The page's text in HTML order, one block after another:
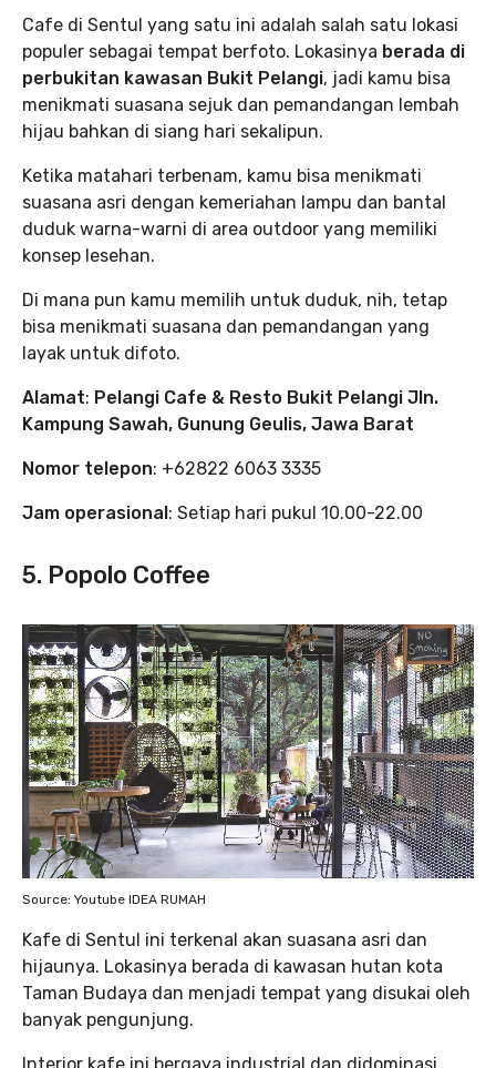
Cafe di Sentul yang satu ini adalah salah satu lokasi
populer sebagai tempat berfoto. Lokasinya berada di
perbukitan kawasan Bukit Pelangi, jadi kamu bisa
menikmati suasana sejuk dan pemandangan lembah
hijau bahkan di siang hari sekalipun.
Ketika matahari terbenam, kamu bisa menikmati
suasana asri dengan kemeriahan lampu dan bantal
duduk warna-warni di area outdoor yang memiliki
konsep lesehan.
Di mana pun kamu memilih untuk duduk, nih, tetap
bisa menikmati suasana dan pemandangan yang
layak untuk difoto.
Alamat: Pelangi Cafe & Resto Bukit Pelangi Jln.
Kampung Sawah, Gunung Geulis, Jawa Barat
Nomor telepon: +62822 6063 3335
Jam operasional: Setiap hari pukul 10.00-22.00
5. Popolo Coffee
Source: Youtube IDEA RUMAH
Kafe di Sentul ini terkenal akan suasana asri dan
hijaunya. Lokasinya berada di kawasan hutan kota
Taman Budaya dan menjadi tempat yang disukai oleh
banyak pengunjung.